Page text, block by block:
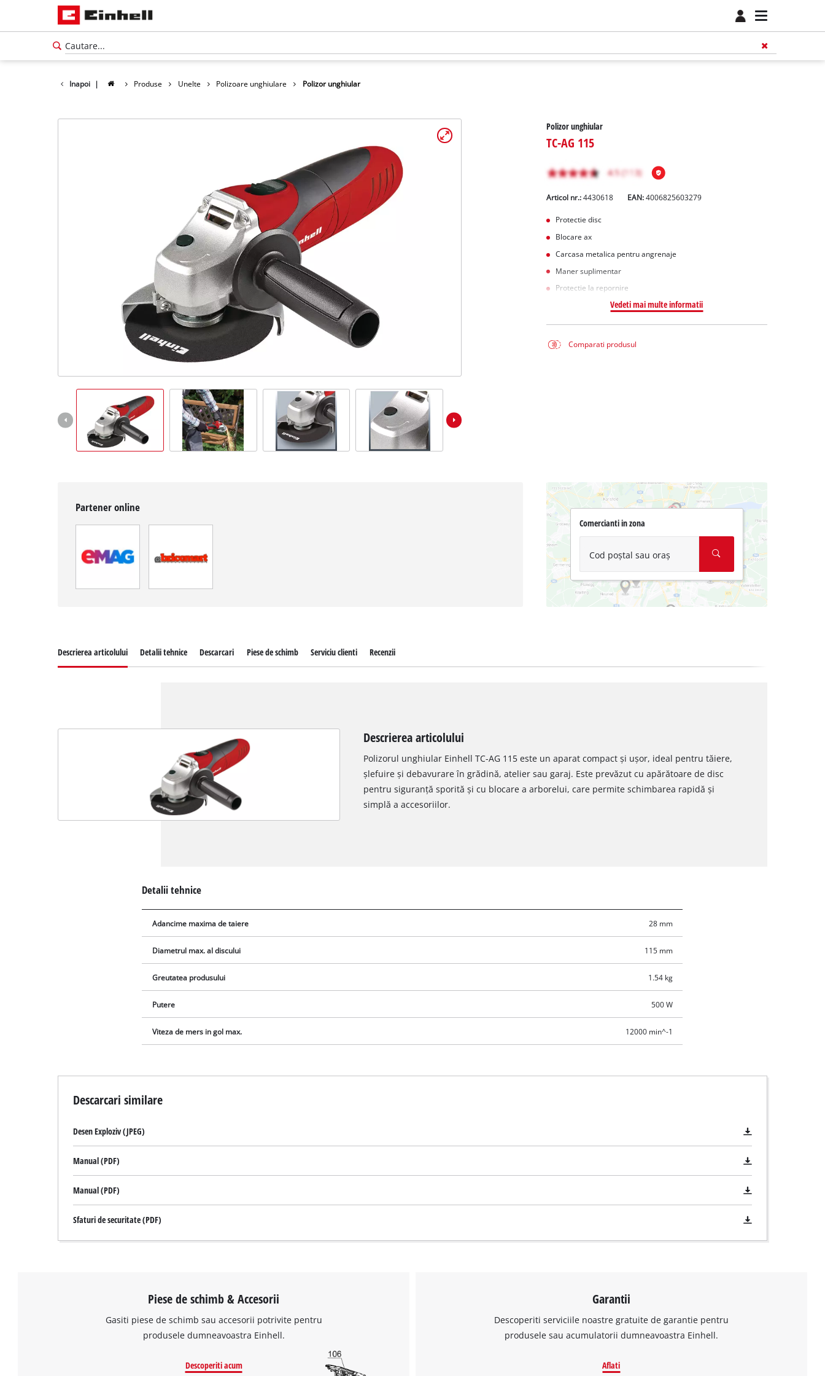
Inapoi | Produse Unelte Polizoare unghiulare Polizor unghiular
Polizor unghiular
TC-AG 115
Articol nr.: 4430618 EAN:4006825603279
Protectie disc
Blocare ax
Carcasa metalica pentru angrenaje
Maner suplimentar
Protectie la repornire
Vedeti mai multe informatii
Comparati produsul
Partener online
Comercianti in zona
Cod poștal sau oraș
Descrierea articolului Detalii tehnice Descarcari Piese de schimb Serviciu clienti Recenzii
Descrierea articolului
Polizorul unghiular Einhell TC-AG 115 este un aparat compact și ușor, ideal pentru tăiere,
șlefuire și debavurare în grădină, atelier sau garaj. Este prevăzut cu apărătoare de disc
pentru siguranță sporită și cu blocare a arborelui, care permite schimbarea rapidă și
simplă a accesoriilor.
Detalii tehnice
Adancime maxima de taiere 28 mm
Diametrul max. al discului 115 mm
Greutatea produsului 1.54 kg
Putere 500 W
Viteza de mers in gol max. 12000 min^-1
Descarcari similare
Desen Exploziv (JPEG)
Manual (PDF)
Manual (PDF)
Sfaturi de securitate (PDF)
Piese de schimb & Accesorii
Gasiti piese de schimb sau accesorii potrivite pentru
produsele dumneavoastra Einhell.
Descoperiti acum
Garantii
Descoperiti serviciile noastre gratuite de garantie pentru
produsele sau acumulatorii dumneavoastra Einhell.
Aflati